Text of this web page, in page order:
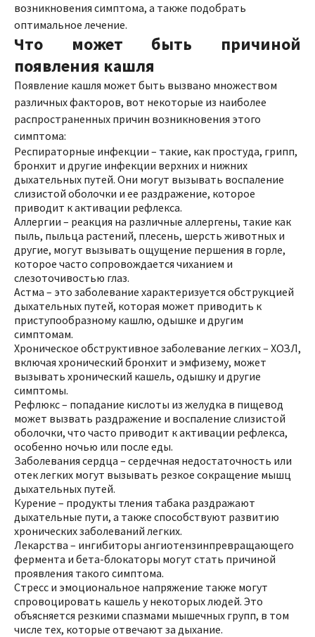
возникновения симптома, а также подобрать
оптимальное лечение.
Что может быть причиной
появления кашля
Появление кашля может быть вызвано множеством
различных факторов, вот некоторые из наиболее
распространенных причин возникновения этого
симптома:
Респираторные инфекции – такие, как простуда, грипп,
бронхит и другие инфекции верхних и нижних
дыхательных путей. Они могут вызывать воспаление
слизистой оболочки и ее раздражение, которое
приводит к активации рефлекса.
Аллергии – реакция на различные аллергены, такие как
пыль, пыльца растений, плесень, шерсть животных и
другие, могут вызывать ощущение першения в горле,
которое часто сопровождается чиханием и
слезоточивостью глаз.
Астма – это заболевание характеризуется обструкцией
дыхательных путей, которая может приводить к
приступообразному кашлю, одышке и другим
симптомам.
Хроническое обструктивное заболевание легких – ХОЗЛ,
включая хронический бронхит и эмфизему, может
вызывать хронический кашель, одышку и другие
симптомы.
Рефлюкс – попадание кислоты из желудка в пищевод
может вызвать раздражение и воспаление слизистой
оболочки, что часто приводит к активации рефлекса,
особенно ночью или после еды.
Заболевания сердца – сердечная недостаточность или
отек легких могут вызывать резкое сокращение мышц
дыхательных путей.
Курение – продукты тления табака раздражают
дыхательные пути, а также способствуют развитию
хронических заболеваний легких.
Лекарства – ингибиторы ангиотензинпревращающего
фермента и бета-блокаторы могут стать причиной
проявления такого симптома.
Стресс и эмоциональное напряжение также могут
спровоцировать кашель у некоторых людей. Это
объясняется резкими спазмами мышечных групп, в том
числе тех, которые отвечают за дыхание.